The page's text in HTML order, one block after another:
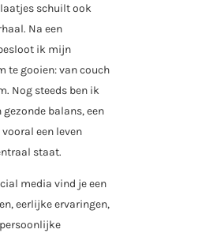
schuilt ook
Na een
ik mijn
te gooien: van couch
Nog steeds ben ik
balans, een
een leven
staat.
media vind je een
eerlijke ervaringen,